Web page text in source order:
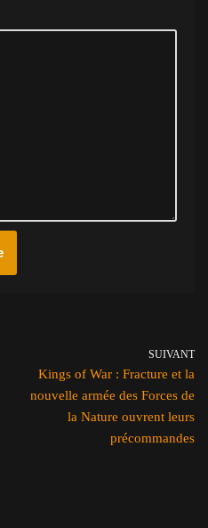
SUIVANT
Kings of War : Fracture et la
nouvelle armée des Forces de
la Nature ouvrent leurs
précommandes